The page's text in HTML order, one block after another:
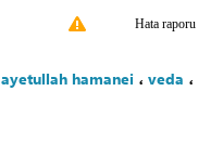
Hata raporu
ayetullah hamanei ، veda ،